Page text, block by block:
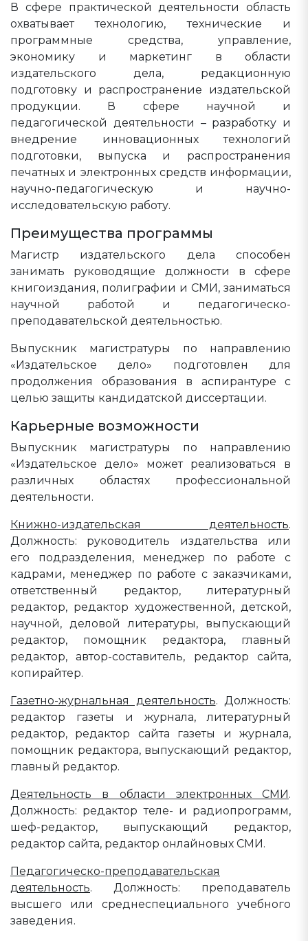
В сфере практической деятельности область
охватывает технологию, технические и
программные средства, управление,
экономику и маркетинг в области
издательского дела, редакционную
подготовку и распространение издательской
продукции. В сфере научной и
педагогической деятельности – разработку и
внедрение инновационных технологий
подготовки, выпуска и распространения
печатных и электронных средств информации,
научно-педагогическую и научно-
исследовательскую работу.
Преимущества программы
Магистр издательского дела способен
занимать руководящие должности в сфере
книгоиздания, полиграфии и СМИ, заниматься
научной работой и педагогическо-
преподавательской деятельностью.
Выпускник магистратуры по направлению
«Издательское дело» подготовлен для
продолжения образования в аспирантуре с
целью защиты кандидатской диссертации.
Карьерные возможности
Выпускник магистратуры по направлению
«Издательское дело» может реализоваться в
различных областях профессиональной
деятельности.
Книжно-издательская деятельность.
Должность: руководитель издательства или
его подразделения, менеджер по работе с
кадрами, менеджер по работе с заказчиками,
ответственный редактор, литературный
редактор, редактор художественной, детской,
научной, деловой литературы, выпускающий
редактор, помощник редактора, главный
редактор, автор-составитель, редактор сайта,
копирайтер.
Газетно-журнальная деятельность. Должность:
редактор газеты и журнала, литературный
редактор, редактор сайта газеты и журнала,
помощник редактора, выпускающий редактор,
главный редактор.
Деятельность в области электронных СМИ.
Должность: редактор теле- и радиопрограмм,
шеф-редактор, выпускающий редактор,
редактор сайта, редактор онлайновых СМИ.
Педагогическо-преподавательская
деятельность. Должность: преподаватель
высшего или среднеспециального учебного
заведения.